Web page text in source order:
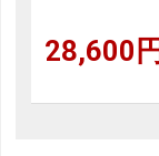
28,600